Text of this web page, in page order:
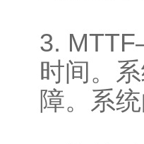
3.
时间。
障。系